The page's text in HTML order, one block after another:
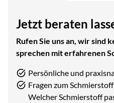
Jetzt beraten
Rufen Sie uns an, wir sind
sprechen mit erfahrenen
Persönliche und
Fragen zum
Welcher Schmierstoff